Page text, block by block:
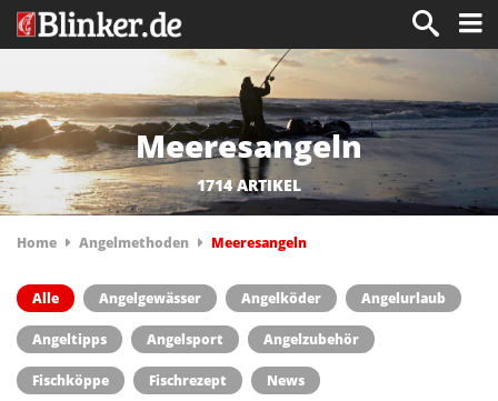
Meeresangeln
1714 ARTIKEL
Home Angelmethoden Meeresangeln
Alle Angelgewässer Angelköder Angelurlaub
Angeltipps Angelsport Angelzubehör
Fischköppe Fischrezept News